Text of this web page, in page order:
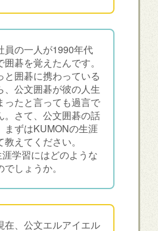
員の一人が1990年代
碁を覚えたんです。
と囲碁に携わっている
、公文囲碁が彼の人生
ったと言っても過言で
。さて、公文囲碁の話
まずはKUMONの生涯
えてください。
学習にはどのような
しょうか。
在、公文エルアイエル